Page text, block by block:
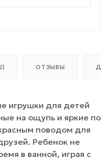
ОТЗЫВЫ
игрушки для детей
на ощупь и яркие по
поводом для
Ребенок не
в ванной, играя с